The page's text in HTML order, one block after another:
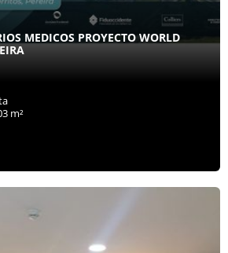
MEDICOS PROYECTO WORLD
m²